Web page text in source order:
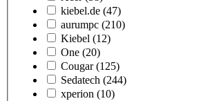
kiebel.de (47)
aurumpc (210)
Kiebel (12)
One (20)
Cougar (125)
Sedatech (244)
xperion (10)